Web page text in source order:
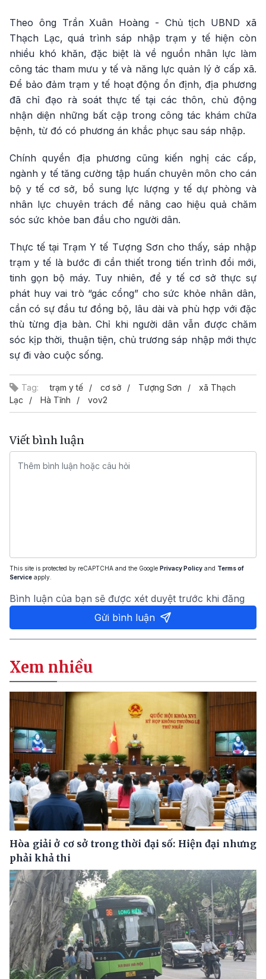
Theo ông Trần Xuân Hoàng - Chủ tịch UBND xã
Thạch Lạc, quá trình sáp nhập trạm y tế hiện còn
nhiều khó khăn, đặc biệt là về nguồn nhân lực làm
công tác tham mưu y tế và năng lực quản lý ở cấp xã.
Để bảo đảm trạm y tế hoạt động ổn định, địa phương
đã chỉ đạo rà soát thực tế tại các thôn, chủ động
nhận diện những bất cập trong công tác khám chữa
bệnh, từ đó có phương án khắc phục sau sáp nhập.
Chính quyền địa phương cũng kiến nghị các cấp,
ngành y tế tăng cường tập huấn chuyên môn cho cán
bộ y tế cơ sở, bổ sung lực lượng y tế dự phòng và
nhân lực chuyên trách để nâng cao hiệu quả chăm
sóc sức khỏe ban đầu cho người dân.
Thực tế tại Trạm Y tế Tượng Sơn cho thấy, sáp nhập
trạm y tế là bước đi cần thiết trong tiến trình đổi mới,
tinh gọn bộ máy. Tuy nhiên, để y tế cơ sở thực sự
phát huy vai trò “gác cổng” cho sức khỏe nhân dân,
cần có sự đầu tư đồng bộ, lâu dài và phù hợp với đặc
thù từng địa bàn. Chỉ khi người dân vẫn được chăm
sóc kịp thời, thuận tiện, chủ trương sáp nhập mới thực
sự đi vào cuộc sống.
Tag: trạm y tế cơ sở Tượng Sơn
xã Thạch
Lạc
Hà Tĩnh vov2
Viết bình luận
This site is protected by reCAPTCHA and the Google Privacy Policy and Terms of
Service apply.
Bình luận của bạn sẽ được xét duyệt trước khi đăng
Gửi bình luận
Xem nhiều
Hòa giải ở cơ sở trong thời đại số: Hiện đại nhưng
phải khả thi